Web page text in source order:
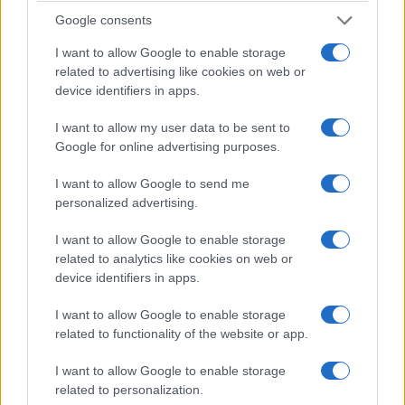
Google consents
I want to allow Google to enable storage
related to advertising like cookies on web or
device identifiers in apps.
I want to allow my user data to be sent to
Google for online advertising purposes.
I want to allow Google to send me
personalized advertising.
I want to allow Google to enable storage
related to analytics like cookies on web or
device identifiers in apps.
I want to allow Google to enable storage
related to functionality of the website or app.
I want to allow Google to enable storage
related to personalization.
C’è poi un dettaglio quasi comico. La nota
spagnola accusa Roma di creare “divisioni e sterili
Detto dal governo Sanchez, mentre la Spagna
entro quarantotto ore una misura di sicurezza
interna, sembra più una provocazione che un
argomento. L’Italia non sta chiedendo alla Spagna
il permesso per governare la Spagna. Sta
decidendo quali controlli ritiene
temporaneamente necessari sul proprio territorio.
E Bruxelles potrà naturalmente verificarne
necessità e proporzionalità, come prevedono le
regole europee.Questa è l’Europa dei trattati.